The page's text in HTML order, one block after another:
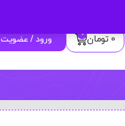
0 تومان 0 ورود / عضویت